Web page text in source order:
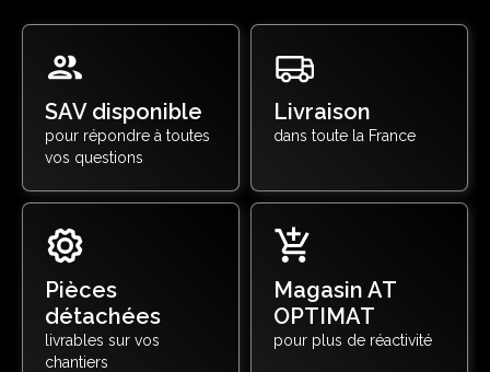
SAV disponible
pour répondre à toutes
vos questions
Livraison
dans toute la France
Pièces
détachées
livrables sur vos
chantiers
Magasin AT
OPTIMAT
pour plus de réactivité